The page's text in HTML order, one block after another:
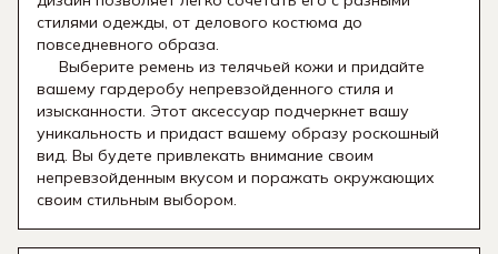
стилями одежды, от делового костюма до
повседневного образа.
Выберите ремень из телячьей кожи и придайте
вашему гардеробу непревзойденного стиля и
изысканности. Этот аксессуар подчеркнет вашу
уникальность и придаст вашему образу роскошный
вид. Вы будете привлекать внимание своим
непревзойденным вкусом и поражать окружающих
своим стильным выбором.